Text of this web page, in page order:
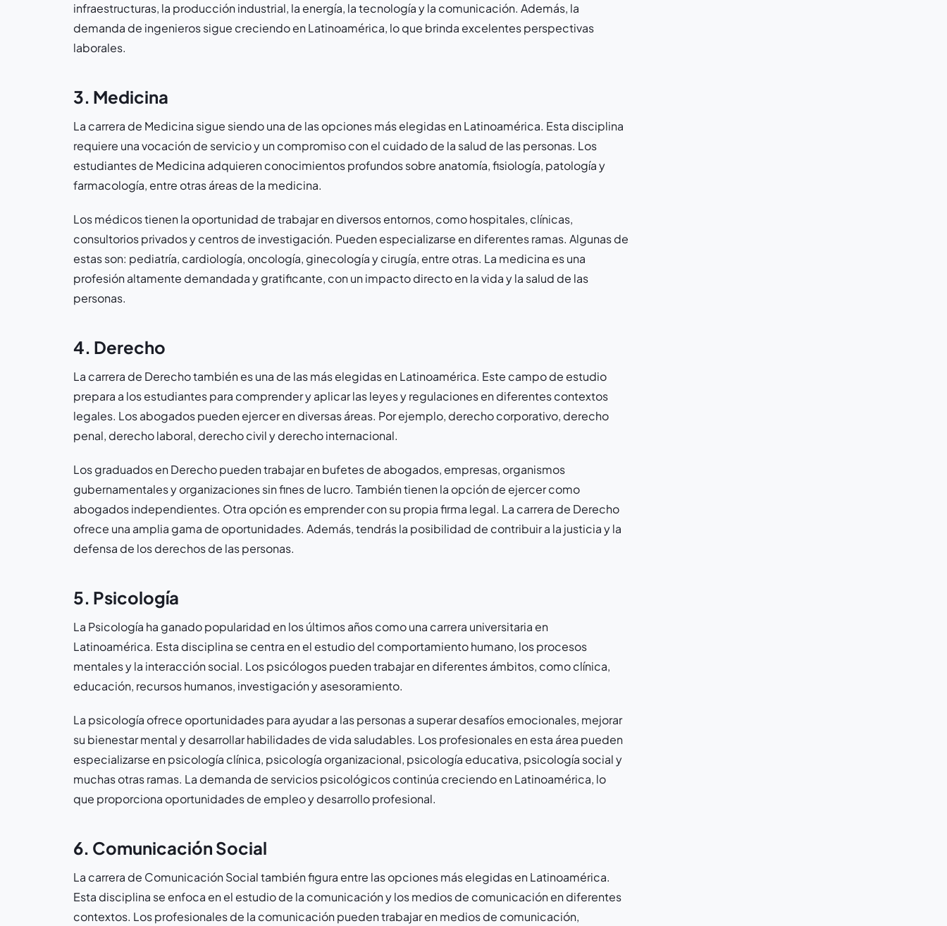
infraestructuras, la producción industrial, la energía, la tecnología y la comunicación. Además, la
demanda de ingenieros sigue creciendo en Latinoamérica, lo que brinda excelentes perspectivas
laborales.
3. Medicina
La carrera de Medicina sigue siendo una de las opciones más elegidas en Latinoamérica. Esta disciplina
requiere una vocación de servicio y un compromiso con el cuidado de la salud de las personas. Los
estudiantes de Medicina adquieren conocimientos profundos sobre anatomía, fisiología, patología y
farmacología, entre otras áreas de la medicina.
Los médicos tienen la oportunidad de trabajar en diversos entornos, como hospitales, clínicas,
consultorios privados y centros de investigación. Pueden especializarse en diferentes ramas. Algunas de
estas son: pediatría, cardiología, oncología, ginecología y cirugía, entre otras. La medicina es una
profesión altamente demandada y gratificante, con un impacto directo en la vida y la salud de las
personas.
4. Derecho
La carrera de Derecho también es una de las más elegidas en Latinoamérica. Este campo de estudio
prepara a los estudiantes para comprender y aplicar las leyes y regulaciones en diferentes contextos
legales. Los abogados pueden ejercer en diversas áreas. Por ejemplo, derecho corporativo, derecho
penal, derecho laboral, derecho civil y derecho internacional.
Los graduados en Derecho pueden trabajar en bufetes de abogados, empresas, organismos
gubernamentales y organizaciones sin fines de lucro. También tienen la opción de ejercer como
abogados independientes. Otra opción es emprender con su propia firma legal. La carrera de Derecho
ofrece una amplia gama de oportunidades. Además, tendrás la posibilidad de contribuir a la justicia y la
defensa de los derechos de las personas.
5. Psicología
La Psicología ha ganado popularidad en los últimos años como una carrera universitaria en
Latinoamérica. Esta disciplina se centra en el estudio del comportamiento humano, los procesos
mentales y la interacción social. Los psicólogos pueden trabajar en diferentes ámbitos, como clínica,
educación, recursos humanos, investigación y asesoramiento.
La psicología ofrece oportunidades para ayudar a las personas a superar desafíos emocionales, mejorar
su bienestar mental y desarrollar habilidades de vida saludables. Los profesionales en esta área pueden
especializarse en psicología clínica, psicología organizacional, psicología educativa, psicología social y
muchas otras ramas. La demanda de servicios psicológicos continúa creciendo en Latinoamérica, lo
que proporciona oportunidades de empleo y desarrollo profesional.
6. Comunicación Social
La carrera de Comunicación Social también figura entre las opciones más elegidas en Latinoamérica.
Esta disciplina se enfoca en el estudio de la comunicación y los medios de comunicación en diferentes
contextos. Los profesionales de la comunicación pueden trabajar en medios de comunicación,